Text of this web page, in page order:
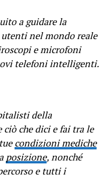
a guidare la
nel mondo reale
e microfoni
telefoni intelligenti.
della
ciò che dici e fai tra le
condizioni mediche
posizione, nonché
e tutti i